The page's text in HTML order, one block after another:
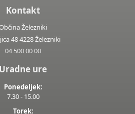
Kontakt
Železniki
48 4228 Železniki
04 500 00 00
Uradne ure
Ponedeljek:
7.30 - 15.00
Torek: